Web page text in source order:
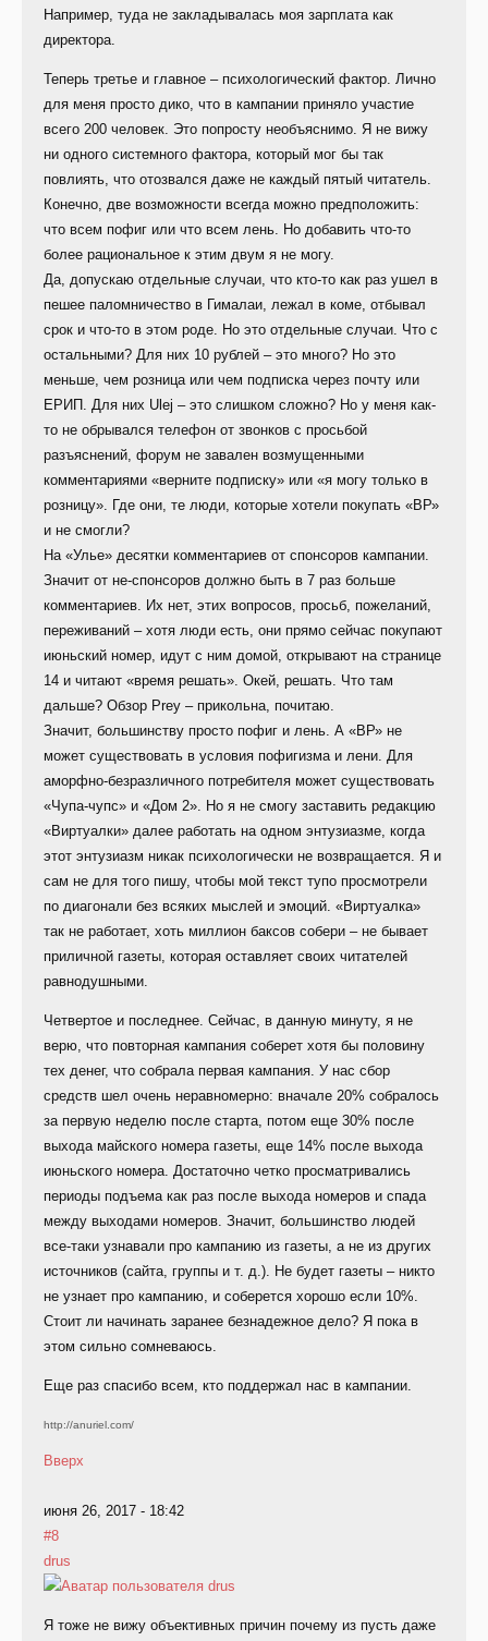
Например, туда не закладывалась моя зарплата как
директора.
Теперь третье и главное – психологический фактор. Лично
для меня просто дико, что в кампании приняло участие
всего 200 человек. Это попросту необъяснимо. Я не вижу
ни одного системного фактора, который мог бы так
повлиять, что отозвался даже не каждый пятый читатель.
Конечно, две возможности всегда можно предположить:
что всем пофиг или что всем лень. Но добавить что-то
более рациональное к этим двум я не могу.
Да, допускаю отдельные случаи, что кто-то как раз ушел в
пешее паломничество в Гималаи, лежал в коме, отбывал
срок и что-то в этом роде. Но это отдельные случаи. Что с
остальными? Для них 10 рублей – это много? Но это
меньше, чем розница или чем подписка через почту или
ЕРИП. Для них Ulej – это слишком сложно? Но у меня как-
то не обрывался телефон от звонков с просьбой
разъяснений, форум не завален возмущенными
комментариями «верните подписку» или «я могу только в
розницу». Где они, те люди, которые хотели покупать «ВР»
и не смогли?
На «Улье» десятки комментариев от спонсоров кампании.
Значит от не-спонсоров должно быть в 7 раз больше
комментариев. Их нет, этих вопросов, просьб, пожеланий,
переживаний – хотя люди есть, они прямо сейчас покупают
июньский номер, идут с ним домой, открывают на странице
14 и читают «время решать». Окей, решать. Что там
дальше? Обзор Prey – прикольна, почитаю.
Значит, большинству просто пофиг и лень. А «ВР» не
может существовать в условия пофигизма и лени. Для
аморфно-безразличного потребителя может существовать
«Чупа-чупс» и «Дом 2». Но я не смогу заставить редакцию
«Виртуалки» далее работать на одном энтузиазме, когда
этот энтузиазм никак психологически не возвращается. Я и
сам не для того пишу, чтобы мой текст тупо просмотрели
по диагонали без всяких мыслей и эмоций. «Виртуалка»
так не работает, хоть миллион баксов собери – не бывает
приличной газеты, которая оставляет своих читателей
равнодушными.
Четвертое и последнее. Сейчас, в данную минуту, я не
верю, что повторная кампания соберет хотя бы половину
тех денег, что собрала первая кампания. У нас сбор
средств шел очень неравномерно: вначале 20% собралось
за первую неделю после старта, потом еще 30% после
выхода майского номера газеты, еще 14% после выхода
июньского номера. Достаточно четко просматривались
периоды подъема как раз после выхода номеров и спада
между выходами номеров. Значит, большинство людей
все-таки узнавали про кампанию из газеты, а не из других
источников (сайта, группы и т. д.). Не будет газеты – никто
не узнает про кампанию, и соберется хорошо если 10%.
Стоит ли начинать заранее безнадежное дело? Я пока в
этом сильно сомневаюсь.
Еще раз спасибо всем, кто поддержал нас в кампании.
http://anuriel.com/
Вверх
июня 26, 2017 - 18:42
#8
drus
Я тоже не вижу объективных причин почему из пусть даже